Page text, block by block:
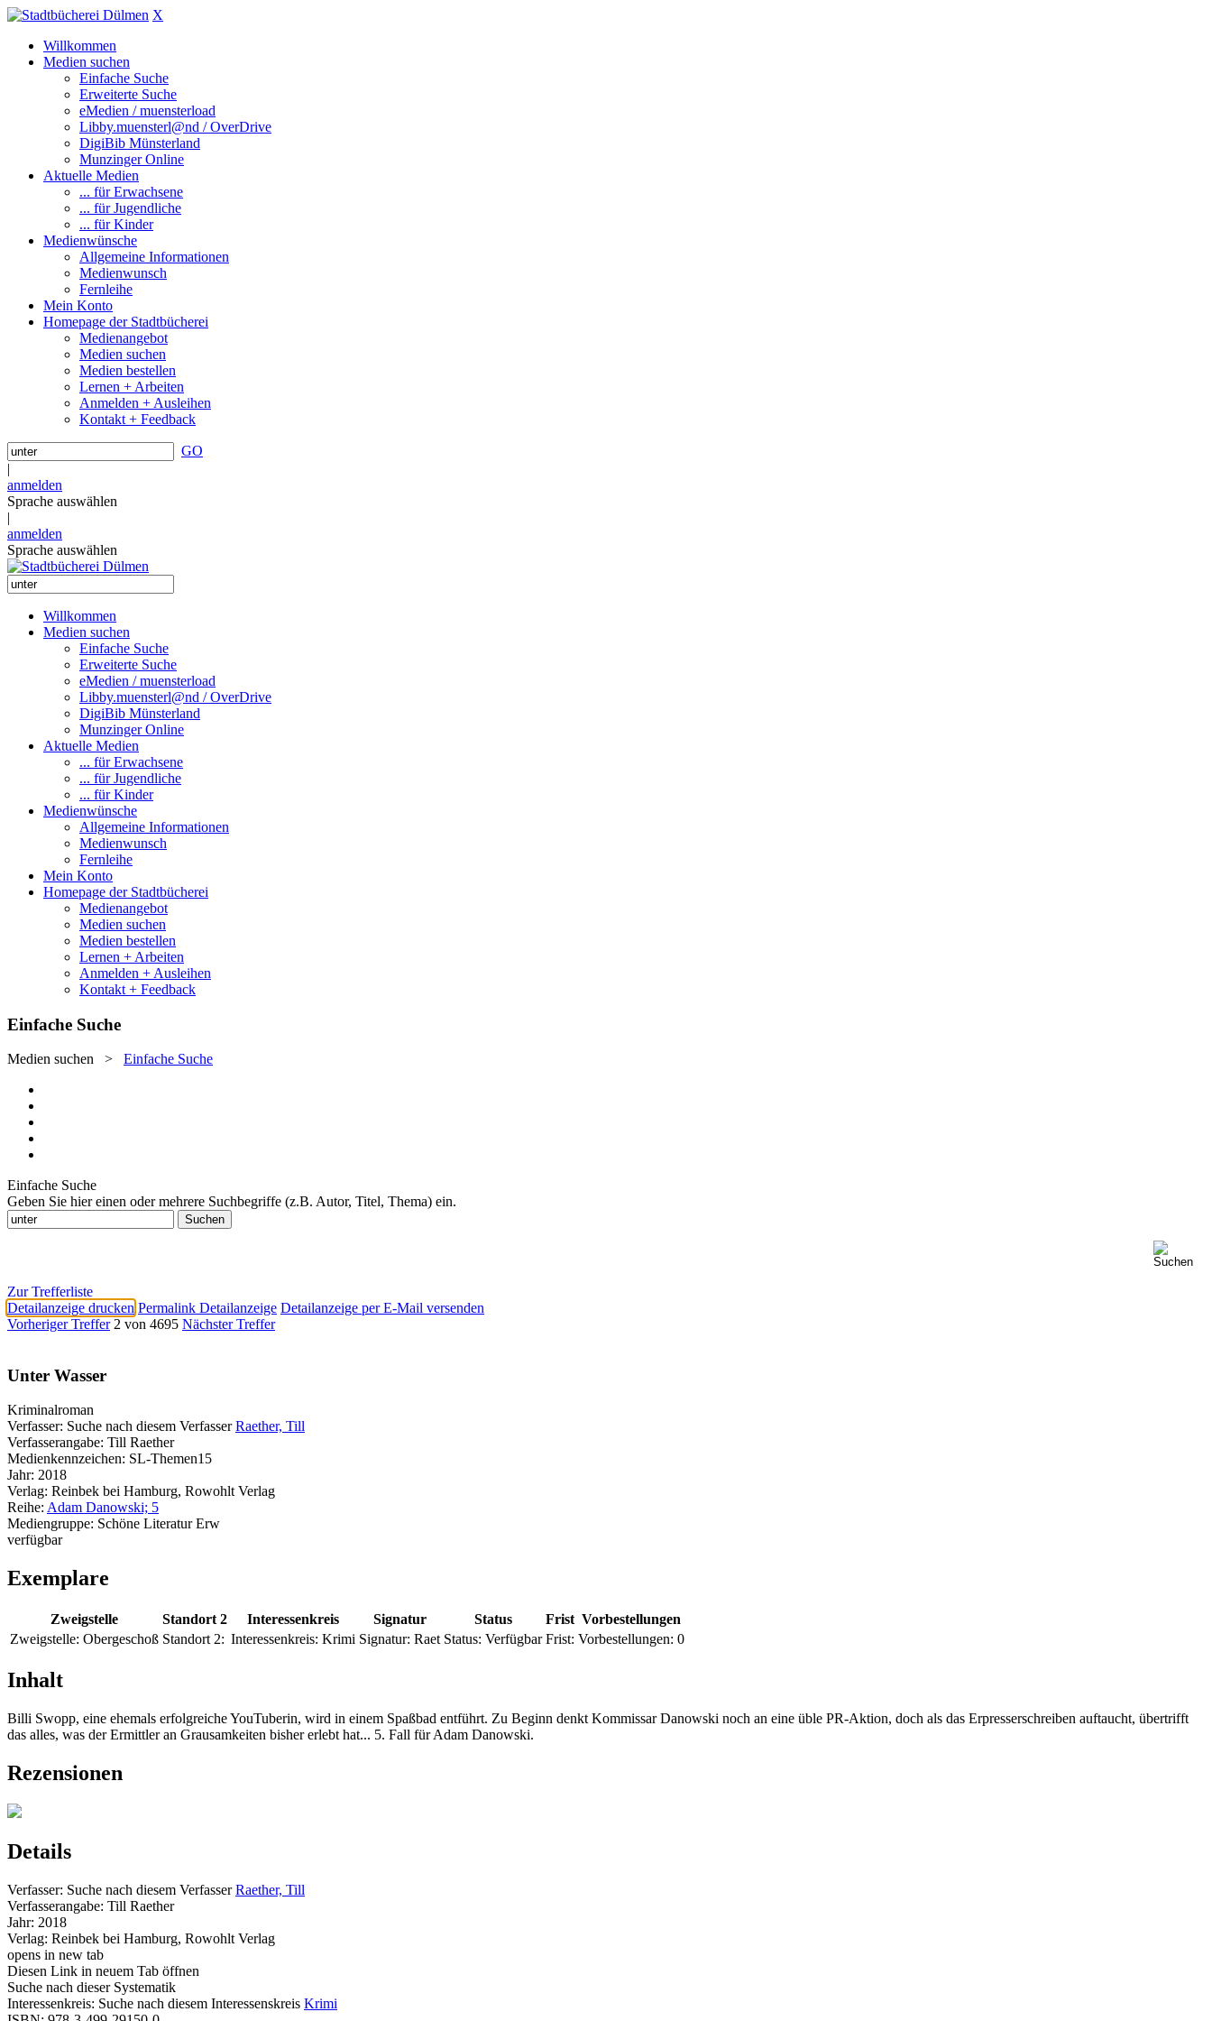
X
Willkommen
Medien suchen
Einfache Suche
Erweiterte Suche
eMedien / muensterload
Libby.muensterl@nd / OverDrive
DigiBib Münsterland
Munzinger Online
Aktuelle Medien
... für Erwachsene
... für Jugendliche
... für Kinder
Medienwünsche
Allgemeine Informationen
Medienwunsch
Fernleihe
Mein Konto
Homepage der Stadtbücherei
Medienangebot
Medien suchen
Medien bestellen
Lernen + Arbeiten
Anmelden + Ausleihen
Kontakt + Feedback
GO
|
anmelden
Sprache auswählen
|
anmelden
Sprache auswählen
Willkommen
Medien suchen
Einfache Suche
Erweiterte Suche
eMedien / muensterload
Libby.muensterl@nd / OverDrive
DigiBib Münsterland
Munzinger Online
Aktuelle Medien
... für Erwachsene
... für Jugendliche
... für Kinder
Medienwünsche
Allgemeine Informationen
Medienwunsch
Fernleihe
Mein Konto
Homepage der Stadtbücherei
Medienangebot
Medien suchen
Medien bestellen
Lernen + Arbeiten
Anmelden + Ausleihen
Kontakt + Feedback
Einfache Suche
Medien suchen > Einfache Suche
Einfache Suche
Geben Sie hier einen oder mehrere Suchbegriffe (z.B. Autor, Titel, Thema) ein.
Zur Trefferliste
Detailanzeige drucken Permalink Detailanzeige Detailanzeige per E-Mail versenden
Vorheriger Treffer 2 von 4695 Nächster Treffer
Unter Wasser
Kriminalroman
Verfasser: Suche nach diesem Verfasser Raether, Till
Verfasserangabe: Till Raether
Medienkennzeichen: SL-Themen15
Jahr: 2018
Verlag: Reinbek bei Hamburg, Rowohlt Verlag
Reihe: Adam Danowski; 5
Mediengruppe: Schöne Literatur Erw
verfügbar
Exemplare
Zweigstelle Standort 2 Interessenkreis Signatur Status Frist Vorbestellungen
Zweigstelle: Obergeschoß Standort 2: Interessenkreis: Krimi Signatur: Raet Status: Verfügbar Frist: Vorbestellungen: 0
Inhalt
Billi Swopp, eine ehemals erfolgreiche YouTuberin, wird in einem Spaßbad entführt. Zu Beginn denkt Kommissar Danowski noch an eine üble PR-Aktion, doch als das Erpresserschreiben auftaucht, übertrifft
das alles, was der Ermittler an Grausamkeiten bisher erlebt hat... 5. Fall für Adam Danowski.
Rezensionen
Details
Verfasser: Suche nach diesem Verfasser Raether, Till
Verfasserangabe: Till Raether
Jahr: 2018
Verlag: Reinbek bei Hamburg, Rowohlt Verlag
opens in new tab
Diesen Link in neuem Tab öffnen
Suche nach dieser Systematik
Interessenkreis: Suche nach diesem Interessenskreis Krimi